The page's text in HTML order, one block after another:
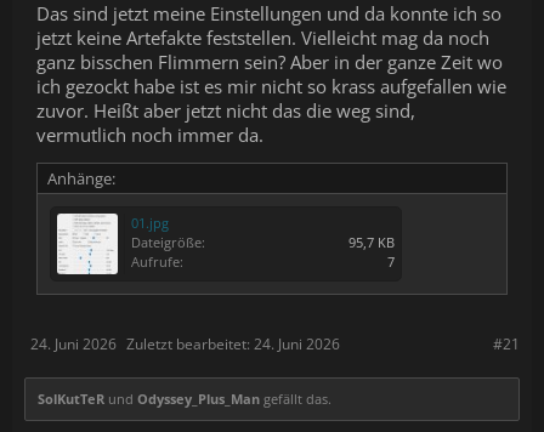
Das sind jetzt meine Einstellungen und da konnte ich so
jetzt keine Artefakte feststellen. Vielleicht mag da noch
ganz bisschen Flimmern sein? Aber in der ganze Zeit wo
ich gezockt habe ist es mir nicht so krass aufgefallen wie
zuvor. Heißt aber jetzt nicht das die weg sind,
vermutlich noch immer da.
Anhänge:
01.jpg
Dateigröße:
95,7 KB
Aufrufe:
7
#21
24. Juni 2026 Zuletzt bearbeitet: 24. Juni 2026
SolKutTeR und Odyssey_Plus_Man gefällt das.